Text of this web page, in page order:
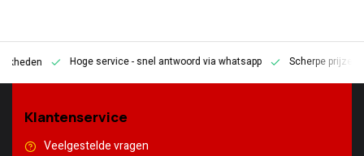
Hoge service- snel antwoord via whatsapp Scherpe prijzen
Klantenservice
Veelgestelde vragen